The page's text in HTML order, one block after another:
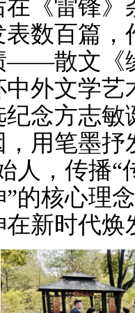
在《雷锋
表数百篇
——散文《
中外文学
纪念方志
，用笔墨
人，传播“
的核心理
在新时代焕